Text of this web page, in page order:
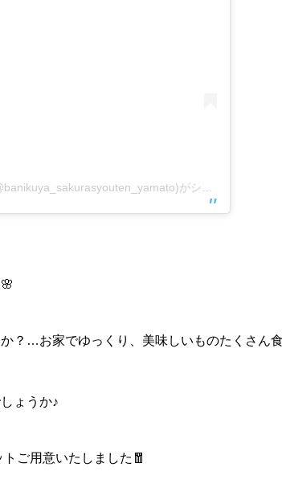
？…お家でゆっくり、美味しいものたくさん
ょうか♪
ご用意いたしました🧧